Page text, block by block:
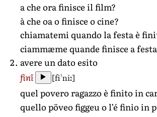
a che ora finisce il film?
à che oa o finisce o cine?
chiamatemi quando la festa è
ciammæme quande finisce a festa
avere un dato esito
finî
[fiˈniː]
quel povero ragazzo è finito in
quello pöveo figgeu o l’é finio in